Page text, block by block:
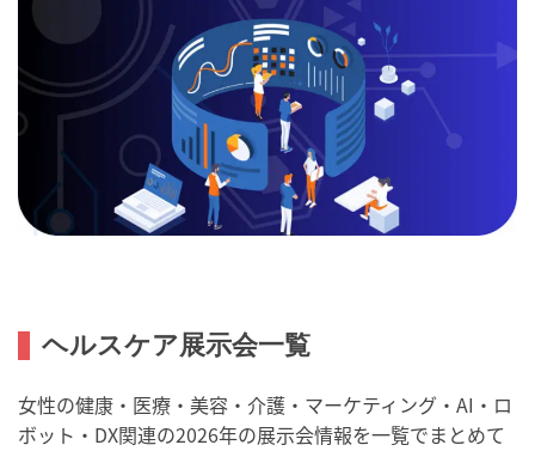
ヘルスケア展示会一覧
女性の健康・医療・美容・介護・マーケティング・AI・ロ
ボット・DX関連の2026年の展示会情報を一覧でまとめて